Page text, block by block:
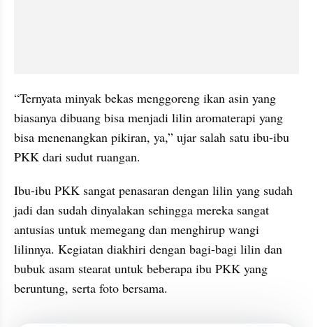
“Ternyata minyak bekas menggoreng ikan asin yang
biasanya dibuang bisa menjadi lilin aromaterapi yang
bisa menenangkan pikiran, ya,” ujar salah satu ibu-ibu
PKK dari sudut ruangan.
Ibu-ibu PKK sangat penasaran dengan lilin yang sudah
jadi dan sudah dinyalakan sehingga mereka sangat
antusias untuk memegang dan menghirup wangi
lilinnya. Kegiatan diakhiri dengan bagi-bagi lilin dan
bubuk asam stearat untuk beberapa ibu PKK yang
beruntung, serta foto bersama.